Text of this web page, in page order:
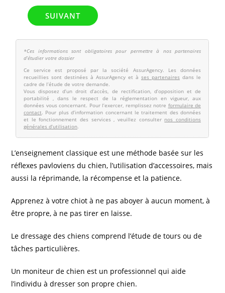
L’enseignement classique est une méthode basée sur les
réflexes pavloviens du chien, l’utilisation d’accessoires, mais
aussi la réprimande, la récompense et la patience.
Apprenez à votre chiot à ne pas aboyer à aucun moment, à
être propre, à ne pas tirer en laisse.
Le dressage des chiens comprend l’étude de tours ou de
tâches particulières.
Un moniteur de chien est un professionnel qui aide
l’individu à dresser son propre chien.